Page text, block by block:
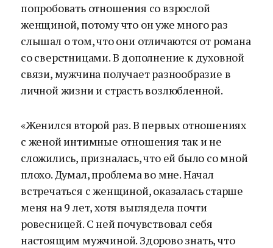
попробовать отношения со взрослой
женщиной, потому что он уже много раз
слышал о том, что они отличаются от романа
со сверстницами. В дополнение к духовной
связи, мужчина получает разнообразие в
личной жизни и страсть возлюбленной.
«Женился второй раз. В первых отношениях
с женой интимные отношения так и не
сложились, призналась, что ей было со мной
плохо. Думал, проблема во мне. Начал
встречаться с женщиной, оказалась старше
меня на 9 лет, хотя выглядела почти
ровесницей. С ней почувствовал себя
настоящим мужчиной. Здорово знать, что